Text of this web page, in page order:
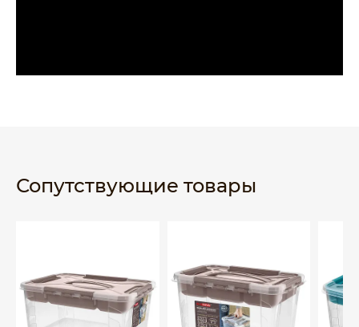
Сопутствующие товары